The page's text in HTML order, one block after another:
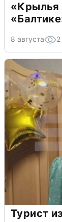
«Крылья
8 августа 2
Турист